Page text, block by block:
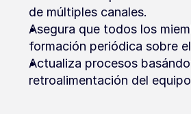
de múltiples canales.
Asegura que todos los
formación periódica sobre
Actualiza procesos
retroalimentación del